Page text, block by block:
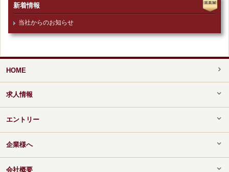
新着情報
当社からのお知らせ
HOME
求人情報
エントリー
企業様へ
会社概要